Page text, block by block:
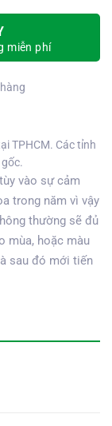
miễn phí
TPHCM. Các tỉnh
vào sự cảm
trong năm vì vậy
thường sẽ đủ
mùa, hoặc màu
sau đó mới tiến